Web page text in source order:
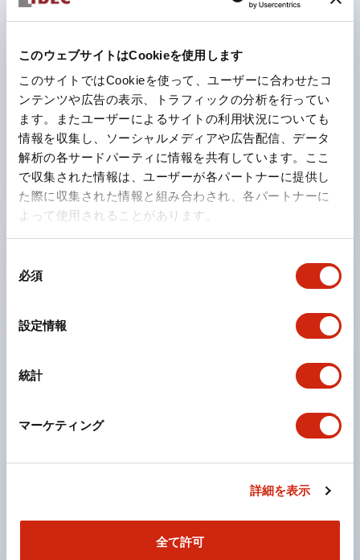
このウェブサイトはCookieを使用します
このサイトではCookieを使って、ユーザーに合わせたコ
ンテンツや広告の表示、トラフィックの分析を行ってい
ます。またユーザーによるサイトの利用状況についても
情報を収集し、ソーシャルメディアや広告配信、データ
解析の各サードパーティに情報を共有しています。ここ
で収集された情報は、ユーザーが各パートナーに提供し
た際に収集された情報と組み合わされ、各パートナーに
よって使用されることがあります。
必須
設定情報
統計
マーケティング
詳細を表示
全て許可
不意の位置ずれでも安全を維持
閉などの状態変化を検知して安全確保できます。
ワーク搬入口の安全対策が可能。さらにミューティング
時の停止から復旧が簡単
衝突防止
衝突による人的災害や急停止による荷崩れを防止します。
最大32種類のエリアで安全確保
最適な防護を実現します。
安全防護しながら距離測定データをEthernetポートから
外部出力機器の監視
ンスを支援する多彩な機能を搭載しています。
防護エリア設定を支援します。
ティーチング機能により、壁や柱などの障害物を参照して